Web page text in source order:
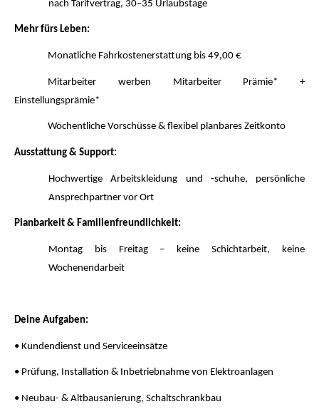
nach Tarifvertrag, 30–35 Urlaubstage
Mehr fürs Leben:
Monatliche Fahrkostenerstattung bis 49,00 €
Mitarbeiter werben Mitarbeiter Prämie* +
Einstellungsprämie*
Wöchentliche Vorschüsse & flexibel planbares Zeitkonto
Ausstattung & Support:
Hochwertige Arbeitskleidung und -schuhe, persönliche
Ansprechpartner vor Ort
Planbarkeit & Familienfreundlichkeit:
Montag bis Freitag – keine Schichtarbeit, keine
Wochenendarbeit
Deine Aufgaben:
• Kundendienst und Serviceeinsätze
• Prüfung, Installation & Inbetriebnahme von Elektroanlagen
• Neubau- & Altbausanierung, Schaltschrankbau